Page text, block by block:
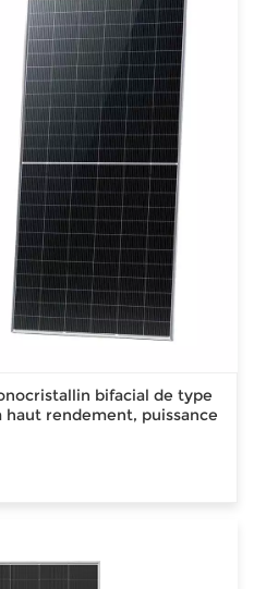
bifacial de type
haut rendement, puissance